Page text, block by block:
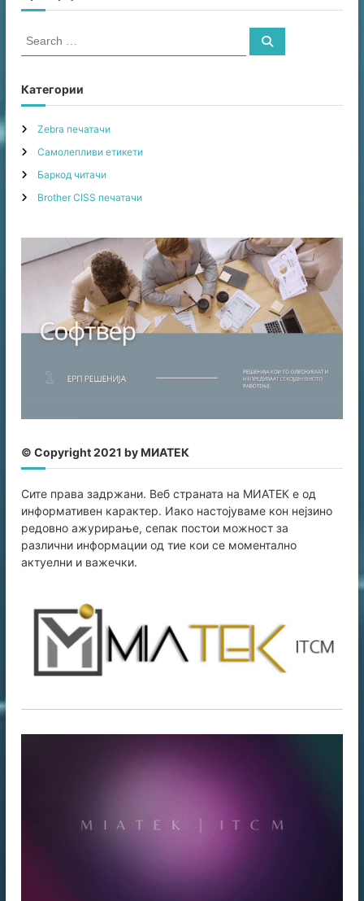
S
r
c
f
o
r
S
Категории
Zebra печатачи
Самолепливи етикети
Баркод читачи
Brother CISS печатачи
© Copyright 2021 by МИАТЕК
Сите права задржани. Веб страната на МИАТЕК е од
информативен карaктер. Иако настојуваме кон нејзино
редовно ажурирање, сепак постои можност за
различни информации од тие кои се моментално
актуелни и важечки.